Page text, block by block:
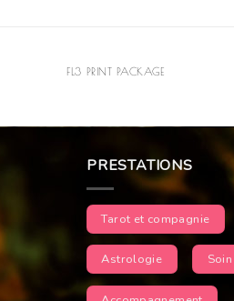
FL3 PRINT PACKAGE
PRESTATIONS
Tarot et compagnie
Astrologie